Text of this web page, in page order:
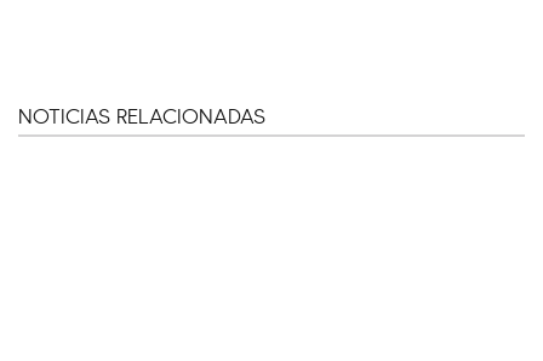
NOTICIAS RELACIONADAS